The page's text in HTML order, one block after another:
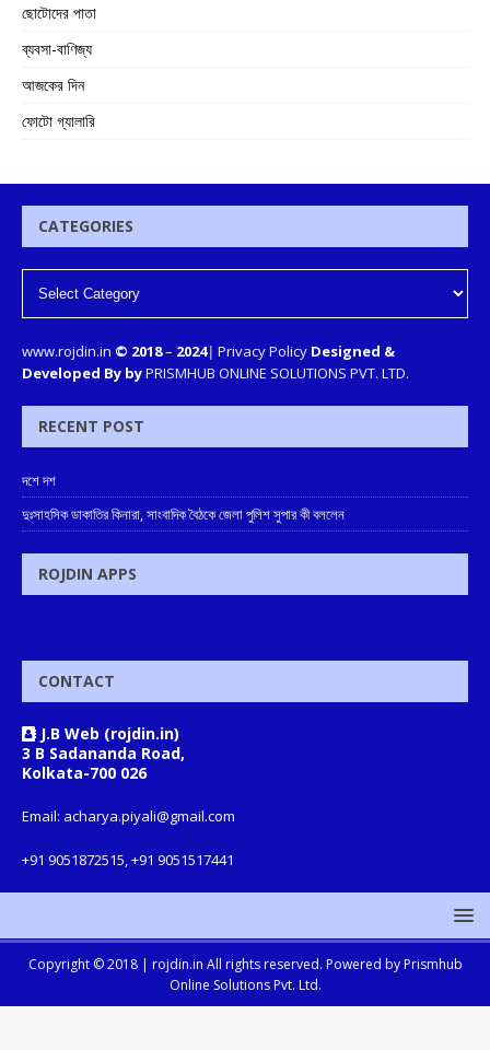
ছোটোদের পাতা
ব্যবসা-বাণিজ্য
আজকের দিন
ফোটো গ্যালারি
CATEGORIES
www.rojdin.in © 2018– 2024| Privacy Policy Designed &
Developed By byPRISMHUB ONLINE SOLUTIONS PVT. LTD.
RECENT POST
দশে দশ
দুঃসাহসিক ডাকাতির কিনারা, সাংবাদিক বৈঠকে জেলা পুলিশ সুপার কী বললেন
ROJDIN APPS
CONTACT
J.B Web (rojdin.in)
3 B Sadananda Road,
Kolkata-700 026
Email: acharya.piyali@gmail.com
+91 9051872515, +91 9051517441
Copyright © 2018 | rojdin.in All rights reserved. Powered by Prismhub
Online Solutions Pvt. Ltd.